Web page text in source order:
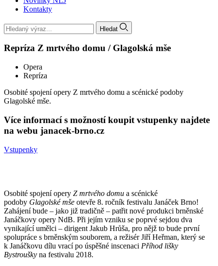
Kontakty
Hledat
Repríza Z mrtvého domu / Glagolská mše
Opera
Repríza
Osobité spojení opery Z mrtvého domu a scénické podoby
Glagolské mše.
Více informací s možností koupit vstupenky najdete
na webu janacek-brno.cz
Vstupenky
Osobité spojení opery Z mrtvého domu a scénické
podoby Glagolské mše otevře 8. ročník festivalu Janáček Brno!
Zahájení bude – jako již tradičně – patřit nové produkci brněnské
Janáčkovy opery NdB. Při jejím vzniku se poprvé sejdou dva
vynikající umělci – dirigent Jakub Hrůša, pro nějž to bude první
spolupráce s brněnským souborem, a režisér Jiří Heřman, který se
k Janáčkovu dílu vrací po úspěšné inscenaci Příhod lišky
Bystroušky na festivalu 2018.